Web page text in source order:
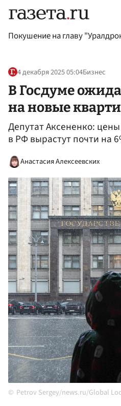
Покушение на главу
4 декабря 2025 05:04Бизнес
В Госдуме
на новые
Депутат Аксененко:
в РФ вырастут почти на
Анастасия Алексеевских
Petrov Sergey/news.ru/Global